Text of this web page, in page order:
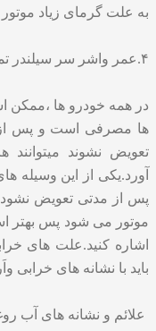
به علت گرمای زیاد
۴.عمر واشر سر سیلندر تمام شده باشد
در همه خودرو ها ،ممکن
ها مصرفی است و پس از
تعویض نشوند میتوانند
آورد.یکی از این وسیله
پس از مدتی تعویض
موتور می شود پس بهتر
اشاره کنید.علت های
باید با نشانه های خرابی
علائم و نشانه های آب